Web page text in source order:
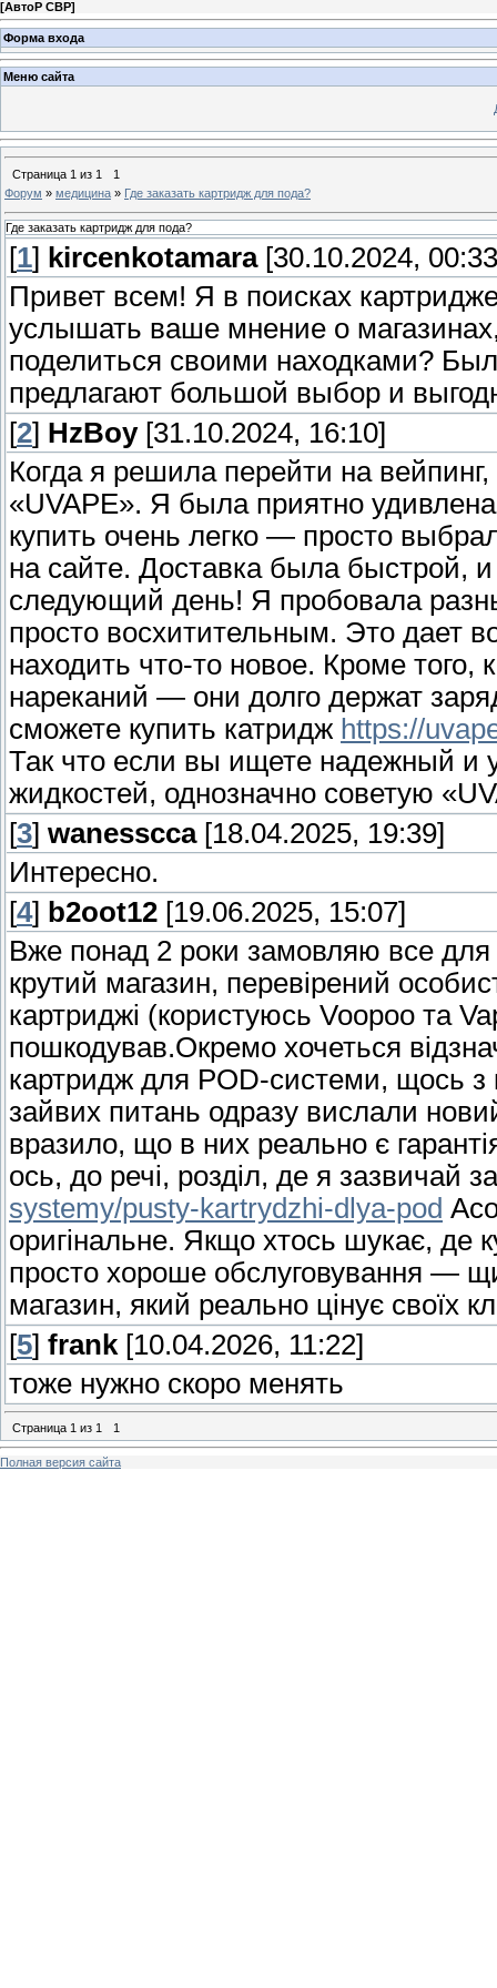
[АвтоР СВР]
Форма входа
Меню сайта
Страница 1 из 1
1
Форум » медицина » Где заказать картридж для пода?
Где заказать картридж для пода?
[1] kircenkotamara[30.10.2024,
Привет всем! Я в поисках
услышать ваше мнение о
поделиться своими находками?
предлагают большой выбор и
[2] HzBoy[31.10.2024, 16:10]
Когда я решила перейти на
«UVAPE». Я была приятно
купить очень легко — просто
на сайте. Доставка была быстрой,
следующий день! Я пробовала
просто восхитительным. Это дает
находить что-то новое. Кроме того,
нареканий — они долго держат
сможете купить катридж https://
Так что если вы ищете надежный и
жидкостей, однозначно советую
[3] wanesscca[18.04.2025, 19:39]
Интересно.
[4] b2oot12 [19.06.2025, 15:07]
Вже понад 2 роки замовляю все
крутий магазин, перевірений
картриджі (користуюсь Voopoo та
пошкодував.Окремо хочеться
картридж для POD-системи, щось з
зайвих питань одразу вислали
вразило, що в них реально є
ось, до речі, розділ, де я зазвичай
systemy/pusty-kartrydzhi-dlya-pod
оригінальне. Якщо хтось шукає, де
просто хороше обслуговування —
магазин, який реально цінує своїх
[5] frank [10.04.2026, 11:22]
тоже нужно скоро менять
Страница 1 из 1 1
Полная версия сайта